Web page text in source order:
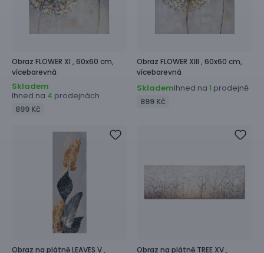
Obraz FLOWER XI , 60x60 cm,
vícebarevná
Skladem
Ihned na 4 prodejnách
899 Kč
Obraz FLOWER XIII , 60x60 cm,
vícebarevná
SklademIhned na 1 prodejně
899 Kč
Obraz na plátněLEAVES V ,
Obraz na plátně TREE XV ,